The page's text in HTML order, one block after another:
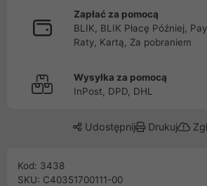
Zapłać za pomocą
BLIK, BLIK Płacę Później,
Raty, Kartą, Za pobraniem
Wysyłka za pomocą
InPost, DPD, DHL
Udostępnij Drukuj
Kod: 3438
SKU: C40351700111-00